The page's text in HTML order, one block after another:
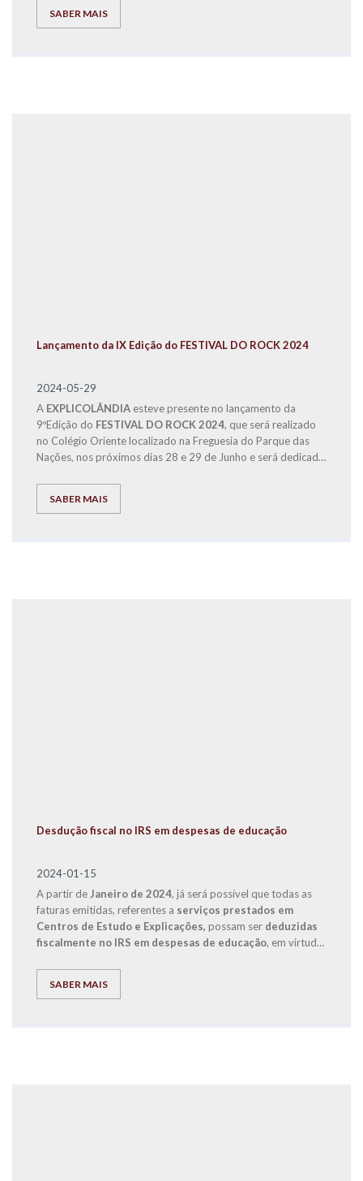
SABER MAIS
Lançamento da IX Edição do FESTIVAL DO ROCK 2024
2024-05-29
A EXPLICOLÂNDIA esteve presente no lançamento da
9ºEdição do FESTIVAL DO ROCK 2024, que será realizado
no Colégio Oriente localizado na Freguesia do Parque das
Nações, nos próximos dias 28 e 29 de Junho e será dedicada
SABER MAIS
Desdução fiscal no IRS em despesas de educação
2024-01-15
A partir de Janeiro de 2024, já será possível que todas as
faturas emitidas, referentes a serviços prestados em
Centros de Estudo e Explicações, possam ser deduzidas
fiscalmente no IRS em despesas de educação, em virtude
SABER MAIS